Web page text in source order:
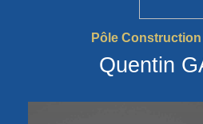
Pôle
Quentin
La compétition
Découvrez un
S’informer